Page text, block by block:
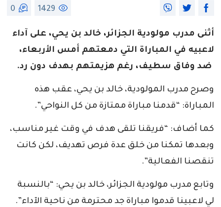
1429
0
أثنى مدرب مولودية الجزائر، خالد بن يحي، على آداء
لاعبيه في المباراة التي دمعتهم أمس الأربعاء،
ضد وفاق سطيف، رغم هزيمتهم بهدف دون رد.
وصرح مدرب المولودية، خالد بن يحي، عقب هذه
المباراة: “قدمنا مباراة ممتازة من كل النواحي”.
كما أضاف: “فريقنا تلقى هدف في وقت غير مناسب،
وبعدها تمكنا من خلق عدة فرص تهديف، لكن كانت
تنقصنا الفعالية”.
وتابع مدرب مولودية الجزائر، خالد بن يحي: “بالنسبة
لي لاعبينا قدموا مباراة جد محترمة من ناحية الآداء”.